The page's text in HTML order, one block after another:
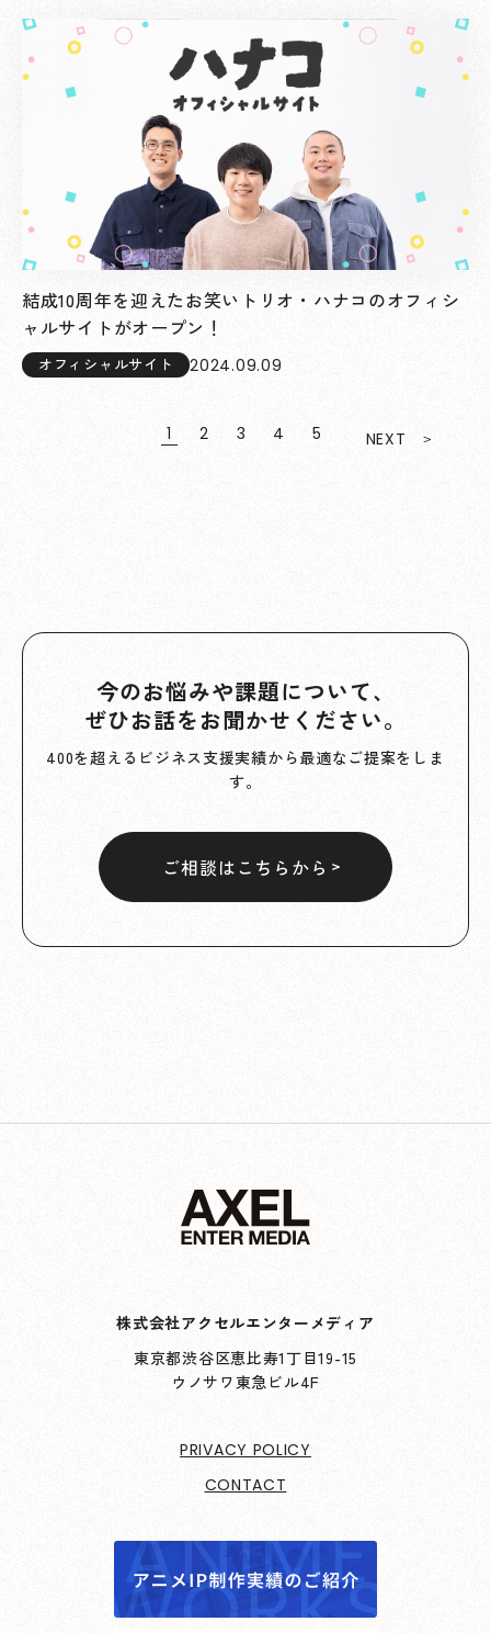
結成10周年を迎えたお笑いトリオ・ハナコのオフィシ
ャルサイトがオープン！
オフィシャルサイト 2024.09.09
1 2 3 4 5 NEXT
今のお悩みや課題について、
ぜひお話をお聞かせください。
400を超えるビジネス支援実績から最適なご提案をしま
す。
ご相談はこちらから
株式会社アクセルエンターメディア
東京都渋谷区恵比寿1丁目19-15
ウノサワ東急ビル4F
PRIVACY POLICY
CONTACT